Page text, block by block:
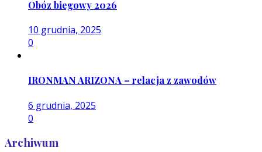
Obóz biegowy 2026
10 grudnia, 2025
0
IRONMAN ARIZONA – relacja z zawodów
6 grudnia, 2025
0
Archiwum